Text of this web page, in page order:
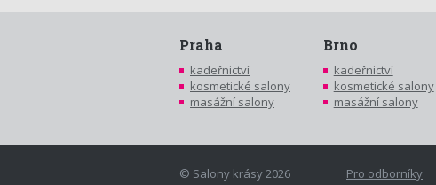
Praha
kadeřnictví
kosmetické salony
masážní salony
Brno
kadeřnictví
kosmetické salony
masážní salony
Pro odborníky
© Salony krásy 2026